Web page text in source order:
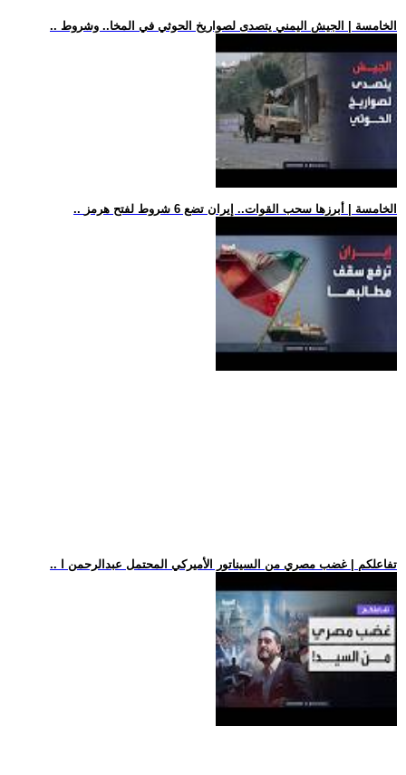
.. الخامسة | الجيش اليمني يتصدى لصواريخ الحوثي في المخا.. وشروط
.. الخامسة | أبرزها سحب القوات.. إيران تضع 6 شروط لفتح هرمز
.. تفاعلكم | غضب مصري من السيناتور الأميركي المحتمل عبدالرحمن ا